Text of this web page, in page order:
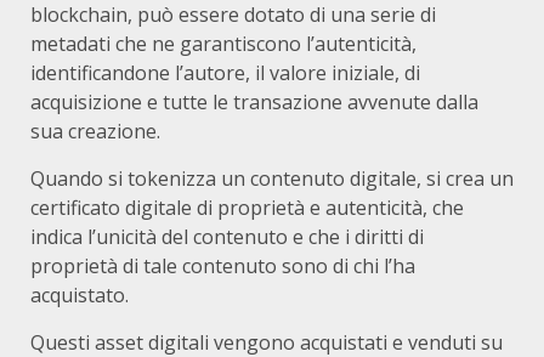
blockchain, può essere dotato di una serie di
metadati che ne garantiscono l’autenticità,
identificandone l’autore, il valore iniziale, di
acquisizione e tutte le transazione avvenute dalla
sua creazione.
Quando si tokenizza un contenuto digitale, si crea un
certificato digitale di proprietà e autenticità, che
indica l’unicità del contenuto e che i diritti di
proprietà di tale contenuto sono di chi l’ha
acquistato.
Questi asset digitali vengono acquistati e venduti su